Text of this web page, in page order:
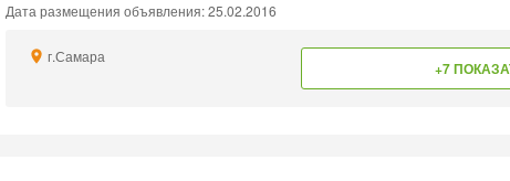
Дата размещения объявления: 25.02.2016
г.Самара
+7